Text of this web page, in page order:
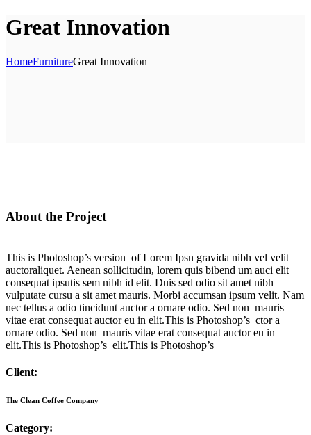
Great Innovation
HomeFurnitureGreat Innovation
About the Project
This is Photoshop’s version of Lorem Ipsn gravida nibh vel velit
auctoraliquet. Aenean sollicitudin, lorem quis bibend um auci elit
consequat ipsutis sem nibh id elit. Duis sed odio sit amet nibh
vulputate cursu a sit amet mauris. Morbi accumsan ipsum velit. Nam
nec tellus a odio tincidunt auctor a ornare odio. Sed non mauris
vitae erat consequat auctor eu in elit.This is Photoshop’s ctor a
ornare odio. Sed non mauris vitae erat consequat auctor eu in
elit.This is Photoshop’s elit.This is Photoshop’s
Client:
The Clean Coffee Company
Category: